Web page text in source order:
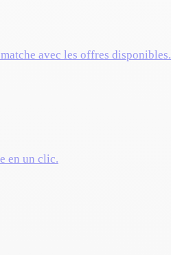
avec les offres disponibles.
en un clic.